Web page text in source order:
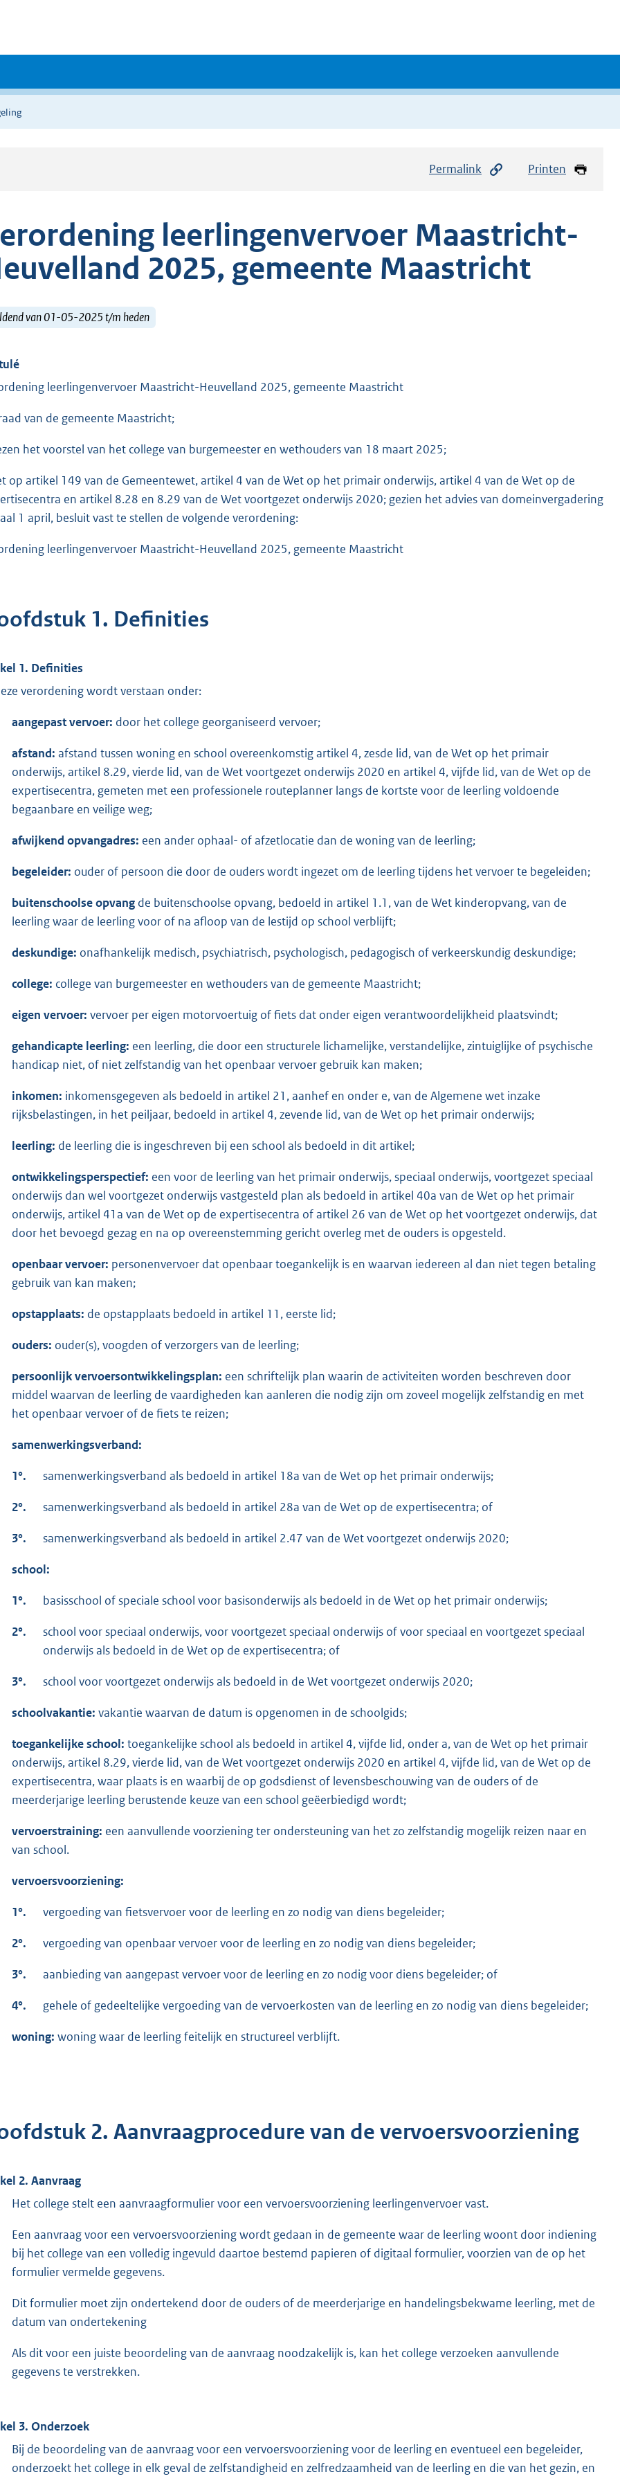
Permalink Printen
leerlingenvervoer Maastricht-
2025, gemeente Maastricht
van 01-05-2025 t/m heden
leerlingenvervoer Maastricht-Heuvelland 2025, gemeente Maastricht
van de gemeente Maastricht;
het voorstel van het college van burgemeester en wethouders van 18 maart 2025;
op artikel 149 van de Gemeentewet, artikel 4 van de Wet op het primair onderwijs, artikel 4 van de Wet op de
en artikel 8.28 en 8.29 van de Wet voortgezet onderwijs 2020; gezien het advies van domeinvergadering
1 april, besluit vast te stellen de volgende verordening:
leerlingenvervoer Maastricht-Heuvelland 2025, gemeente Maastricht
1. Definities
1. Definities
verordening wordt verstaan onder:
aangepast vervoer: door het college georganiseerd vervoer;
afstand: afstand tussen woning en school overeenkomstig artikel 4, zesde lid, van de Wet op het primair
onderwijs, artikel 8.29, vierde lid, van de Wet voortgezet onderwijs 2020 en artikel 4, vijfde lid, van de Wet op de
expertisecentra, gemeten met een professionele routeplanner langs de kortste voor de leerling voldoende
begaanbare en veilige weg;
afwijkend opvangadres: een ander ophaal- of afzetlocatie dan de woning van de leerling;
begeleider: ouder of persoon die door de ouders wordt ingezet om de leerling tijdens het vervoer te begeleiden;
buitenschoolse opvang de buitenschoolse opvang, bedoeld in artikel 1.1, van de Wet kinderopvang, van de
leerling waar de leerling voor of na afloop van de lestijd op school verblijft;
deskundige: onafhankelijk medisch, psychiatrisch, psychologisch, pedagogisch of verkeerskundig deskundige;
college: college van burgemeester en wethouders van de gemeente Maastricht;
eigen vervoer: vervoer per eigen motorvoertuig of fiets dat onder eigen verantwoordelijkheid plaatsvindt;
gehandicapte leerling: een leerling, die door een structurele lichamelijke, verstandelijke, zintuiglijke of psychische
handicap niet, of niet zelfstandig van het openbaar vervoer gebruik kan maken;
inkomen: inkomensgegeven als bedoeld in artikel 21, aanhef en onder e, van de Algemene wet inzake
rijksbelastingen, in het peiljaar, bedoeld in artikel 4, zevende lid, van de Wet op het primair onderwijs;
leerling: de leerling die is ingeschreven bij een school als bedoeld in dit artikel;
ontwikkelingsperspectief: een voor de leerling van het primair onderwijs, speciaal onderwijs, voortgezet speciaal
onderwijs dan wel voortgezet onderwijs vastgesteld plan als bedoeld in artikel 40a van de Wet op het primair
onderwijs, artikel 41a van de Wet op de expertisecentra of artikel 26 van de Wet op het voortgezet onderwijs, dat
door het bevoegd gezag en na op overeenstemming gericht overleg met de ouders is opgesteld.
openbaar vervoer: personenvervoer dat openbaar toegankelijk is en waarvan iedereen al dan niet tegen betaling
gebruik van kan maken;
opstapplaats: de opstapplaats bedoeld in artikel 11, eerste lid;
ouders: ouder(s), voogden of verzorgers van de leerling;
persoonlijk vervoersontwikkelingsplan: een schriftelijk plan waarin de activiteiten worden beschreven door
middel waarvan de leerling de vaardigheden kan aanleren die nodig zijn om zoveel mogelijk zelfstandig en met
het openbaar vervoer of de fiets te reizen;
samenwerkingsverband:
1°. samenwerkingsverband als bedoeld in artikel 18a van de Wet op het primair onderwijs;
2°. samenwerkingsverband als bedoeld in artikel 28a van de Wet op de expertisecentra; of
3°. samenwerkingsverband als bedoeld in artikel 2.47 van de Wet voortgezet onderwijs 2020;
school:
1°. basisschool of speciale school voor basisonderwijs als bedoeld in de Wet op het primair onderwijs;
2°.
school voor speciaal onderwijs, voor voortgezet speciaal onderwijs of voor speciaal en voortgezet speciaal
onderwijs als bedoeld in de Wet op de expertisecentra; of
3°. school voor voortgezet onderwijs als bedoeld in de Wet voortgezet onderwijs 2020;
schoolvakantie: vakantie waarvan de datum is opgenomen in de schoolgids;
toegankelijke school: toegankelijke school als bedoeld in artikel 4, vijfde lid, onder a, van de Wet op het primair
onderwijs, artikel 8.29, vierde lid, van de Wet voortgezet onderwijs 2020 en artikel 4, vijfde lid, van de Wet op de
expertisecentra, waar plaats is en waarbij de op godsdienst of levensbeschouwing van de ouders of de
meerderjarige leerling berustende keuze van een school geëerbiedigd wordt;
vervoerstraining: een aanvullende voorziening ter ondersteuning van het zo zelfstandig mogelijk reizen naar en
van school.
vervoersvoorziening:
1°. vergoeding van fietsvervoer voor de leerling en zo nodig van diens begeleider;
2°. vergoeding van openbaar vervoer voor de leerling en zo nodig van diens begeleider;
3°. aanbieding van aangepast vervoer voor de leerling en zo nodig voor diens begeleider; of
4°. gehele of gedeeltelijke vergoeding van de vervoerkosten van de leerling en zo nodig van diens begeleider;
woning: woning waar de leerling feitelijk en structureel verblijft.
2. Aanvraagprocedure van de vervoersvoorziening
2. Aanvraag
Het college stelt een aanvraagformulier voor een vervoersvoorziening leerlingenvervoer vast.
Een aanvraag voor een vervoersvoorziening wordt gedaan in de gemeente waar de leerling woont door indiening
bij het college van een volledig ingevuld daartoe bestemd papieren of digitaal formulier, voorzien van de op het
formulier vermelde gegevens.
Dit formulier moet zijn ondertekend door de ouders of de meerderjarige en handelingsbekwame leerling, met de
datum van ondertekening
Als dit voor een juiste beoordeling van de aanvraag noodzakelijk is, kan het college verzoeken aanvullende
gegevens te verstrekken.
3. Onderzoek
Bij de beoordeling van de aanvraag voor een vervoersvoorziening voor de leerling en eventueel een begeleider,
onderzoekt het college in elk geval de zelfstandigheid en zelfredzaamheid van de leerling en die van het gezin, en